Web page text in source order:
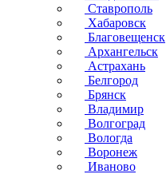
Ставрополь
Хабаровск
Благовещенск
Архангельск
Астрахань
Белгород
Брянск
Владимир
Волгоград
Вологда
Воронеж
Иваново